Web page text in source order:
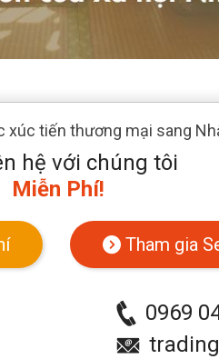
xúc tiến thương mại sang
hệ với chúng tôi
Miễn Phí!
Tham gia
0969